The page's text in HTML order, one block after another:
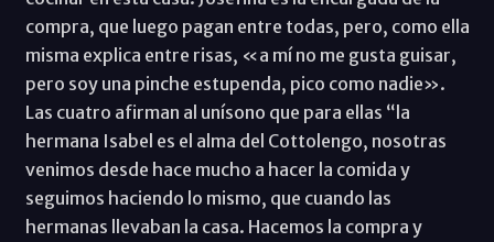
compra, que luego pagan entre todas, pero, como ella
misma explica entre risas, «a mí no me gusta guisar,
pero soy una pinche estupenda, pico como nadie».
Las cuatro afirman al unísono que para ellas “la
hermana Isabel es el alma del Cottolengo, nosotras
venimos desde hace mucho a hacer la comida y
seguimos haciendo lo mismo, que cuando las
hermanas llevaban la casa. Hacemos la compra y